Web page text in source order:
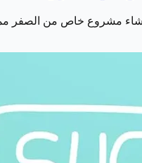
إنشاء مشروع خاص من